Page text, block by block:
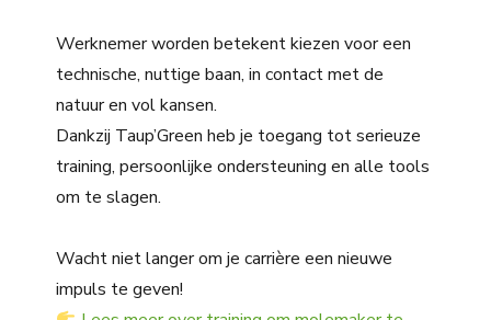
Werknemer worden betekent kiezen voor een
technische, nuttige baan, in contact met de
natuur en vol kansen.
Dankzij Taup’Green heb je toegang tot serieuze
training, persoonlijke ondersteuning en alle tools
om te slagen.
Wacht niet langer om je carrière een nieuwe
impuls te geven!